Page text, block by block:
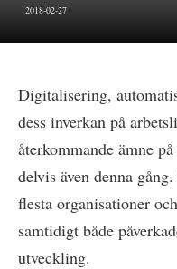
2018-02-27
Digitalisering,
dess inverkan på
återkommande ämne
delvis även denna
flesta organisationer
samtidigt både
utveckling.